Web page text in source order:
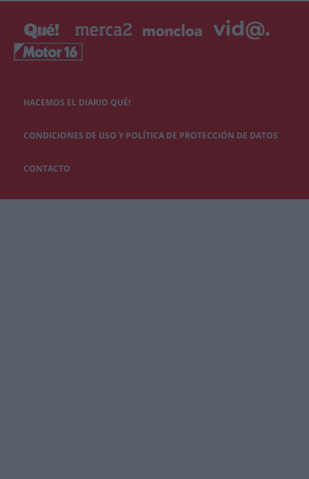
HACEMOS EL DIARIO QUÉ!
CONDICIONES DE USO Y POLÍTICA DE PROTECCIÓN DE DATOS
CONTACTO